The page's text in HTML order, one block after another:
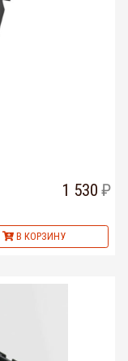
1 530
В КОРЗИНУ